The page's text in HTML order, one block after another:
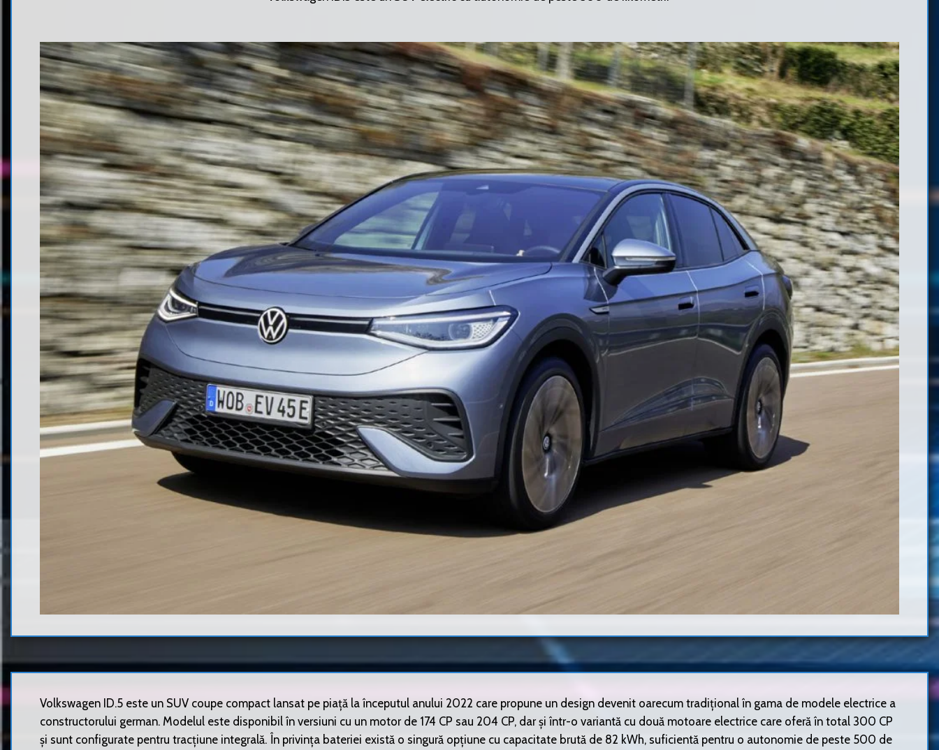
Volkswagen ID.5 este un SUV coupe compact lansat pe piață la începutul anului 2022 care propune un design devenit oarecum tradițional în gama de modele electrice a
constructorului german. Modelul este disponibil în versiuni cu un motor de 174 CP sau 204 CP, dar și într-o variantă cu două motoare electrice care oferă în total 300 CP
și sunt configurate pentru tracțiune integrală. În privința bateriei există o singură opțiune cu capacitate brută de 82 kWh, suficientă pentru o autonomie de peste 500 de